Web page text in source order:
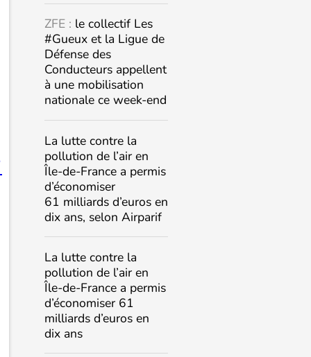
ZFE : le collectif Les
#Gueux et la Ligue de
Défense des
Conducteurs appellent
à une mobilisation
nationale ce week-end
La lutte contre la
pollution de l’air en
Île-de-France a permis
d’économiser
61 milliards d’euros en
dix ans, selon Airparif
La lutte contre la
pollution de l’air en
Île-de-France a permis
d’économiser 61
milliards d’euros en
dix ans